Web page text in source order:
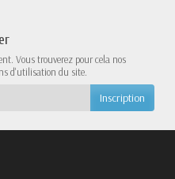
Vous trouverez pour cela nos
d'utilisation du site.